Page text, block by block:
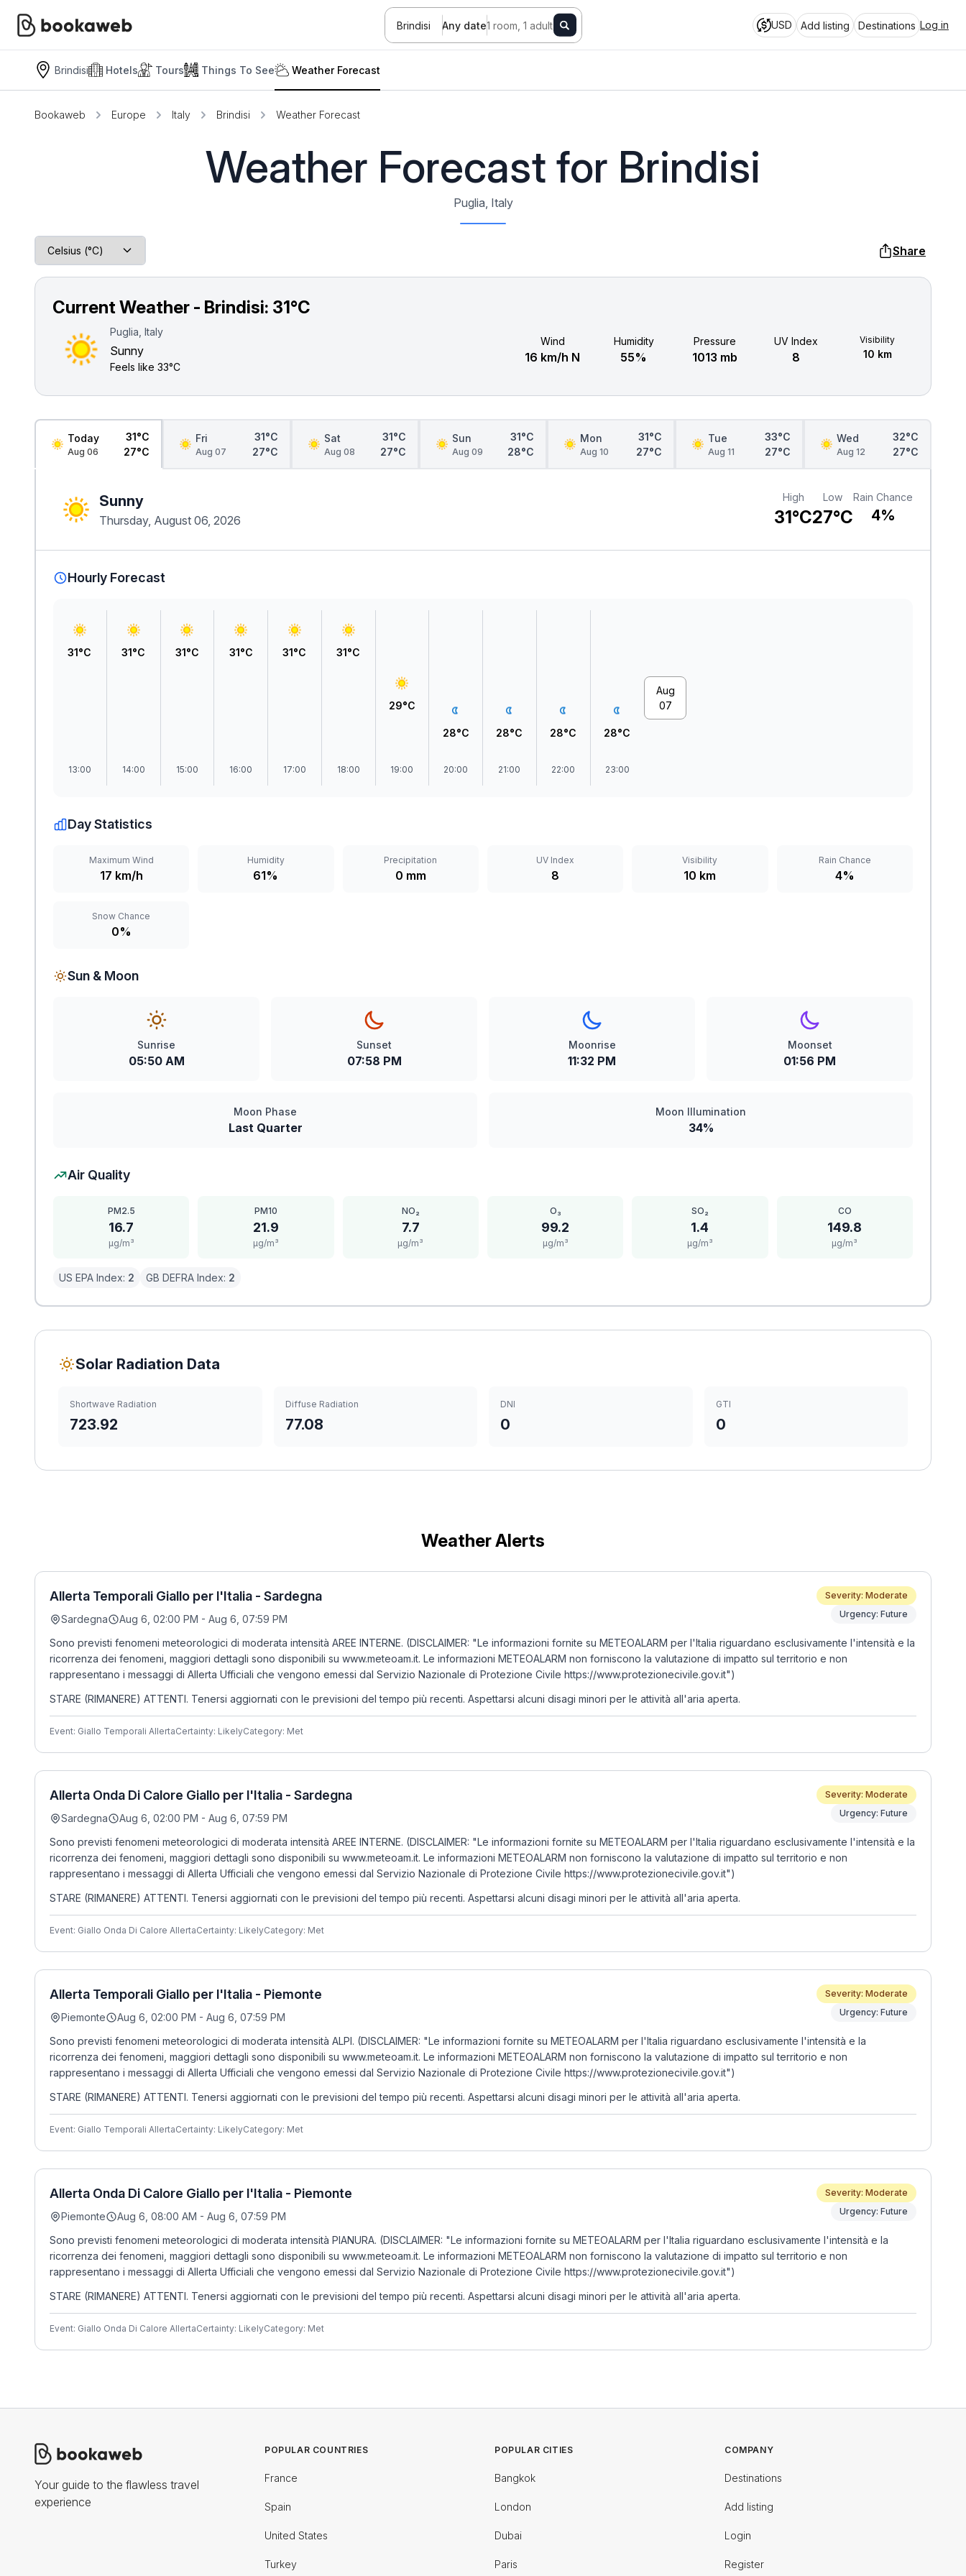
Brindisi Any date1 room, 1 adult USD Add listing Destinations Log in
Brindisi Hotels Tours Things To See Weather Forecast
Bookaweb Europe Italy Brindisi Weather Forecast
Weather Forecast for Brindisi
Puglia, Italy
Share
Current Weather - Brindisi: 31°C
Puglia, Italy
Sunny
Feels like 33°C
Wind
16 km/h N
Humidity
55%
Pressure
1013 mb
UV Index
8
Visibility
10 km
Today
Aug 06
31°C
27°C
Fri
Aug 07
31°C
27°C
Sat
Aug 08
31°C
27°C
Sun
Aug 09
31°C
28°C
Mon
Aug 10
31°C
27°C
Tue
Aug 11
33°C
27°C
Wed
Aug 12
32°C
27°C
Sunny
Thursday, August 06, 2026
High
31°C
Low
27°C
Rain Chance
4%
Hourly Forecast
31°C
13:00
31°C
14:00
31°C
15:00
31°C
16:00
31°C
17:00
31°C
18:00
29°C
19:00
28°C
20:00
28°C
21:00
28°C
22:00
28°C
23:00
Aug
07
Day Statistics
Maximum Wind
17 km/h
Humidity
61%
Precipitation
0 mm
UV Index
8
Visibility
10 km
Rain Chance
4%
Snow Chance
0%
Sun & Moon
Sunrise
05:50 AM
Sunset
07:58 PM
Moonrise
11:32 PM
Moonset
01:56 PM
Moon Phase
Last Quarter
Moon Illumination
34%
Air Quality
PM2.5
16.7
μg/m³
PM10
21.9
μg/m³
NO₂
7.7
μg/m³
O₃
99.2
μg/m³
SO₂
1.4
μg/m³
CO
149.8
μg/m³
US EPA Index: 2 GB DEFRA Index: 2
Solar Radiation Data
Shortwave Radiation
723.92
Diffuse Radiation
77.08
DNI
0
GTI
0
Weather Alerts
Allerta Temporali Giallo per l'Italia - Sardegna
Sardegna Aug 6, 02:00 PM - Aug 6, 07:59 PM
Severity: Moderate
Urgency: Future
Sono previsti fenomeni meteorologici di moderata intensità AREE INTERNE. (DISCLAIMER: "Le informazioni fornite su METEOALARM per l'Italia riguardano esclusivamente l'intensità e la
ricorrenza dei fenomeni, maggiori dettagli sono disponibili su www.meteoam.it. Le informazioni METEOALARM non forniscono la valutazione di impatto sul territorio e non
rappresentano i messaggi di Allerta Ufficiali che vengono emessi dal Servizio Nazionale di Protezione Civile https://www.protezionecivile.gov.it")
STARE (RIMANERE) ATTENTI. Tenersi aggiornati con le previsioni del tempo più recenti. Aspettarsi alcuni disagi minori per le attività all'aria aperta.
Event: Giallo Temporali AllertaCertainty: LikelyCategory: Met
Allerta Onda Di Calore Giallo per l'Italia - Sardegna
Sardegna Aug 6, 02:00 PM - Aug 6, 07:59 PM
Severity: Moderate
Urgency: Future
Sono previsti fenomeni meteorologici di moderata intensità AREE INTERNE. (DISCLAIMER: "Le informazioni fornite su METEOALARM per l'Italia riguardano esclusivamente l'intensità e la
ricorrenza dei fenomeni, maggiori dettagli sono disponibili su www.meteoam.it. Le informazioni METEOALARM non forniscono la valutazione di impatto sul territorio e non
rappresentano i messaggi di Allerta Ufficiali che vengono emessi dal Servizio Nazionale di Protezione Civile https://www.protezionecivile.gov.it")
STARE (RIMANERE) ATTENTI. Tenersi aggiornati con le previsioni del tempo più recenti. Aspettarsi alcuni disagi minori per le attività all'aria aperta.
Event: Giallo Onda Di Calore AllertaCertainty: LikelyCategory: Met
Allerta Temporali Giallo per l'Italia - Piemonte
Piemonte Aug 6, 02:00 PM - Aug 6, 07:59 PM
Severity: Moderate
Urgency: Future
Sono previsti fenomeni meteorologici di moderata intensità ALPI. (DISCLAIMER: "Le informazioni fornite su METEOALARM per l'Italia riguardano esclusivamente l'intensità e la
ricorrenza dei fenomeni, maggiori dettagli sono disponibili su www.meteoam.it. Le informazioni METEOALARM non forniscono la valutazione di impatto sul territorio e non
rappresentano i messaggi di Allerta Ufficiali che vengono emessi dal Servizio Nazionale di Protezione Civile https://www.protezionecivile.gov.it")
STARE (RIMANERE) ATTENTI. Tenersi aggiornati con le previsioni del tempo più recenti. Aspettarsi alcuni disagi minori per le attività all'aria aperta.
Event: Giallo Temporali AllertaCertainty: LikelyCategory: Met
Allerta Onda Di Calore Giallo per l'Italia - Piemonte
Piemonte Aug 6, 08:00 AM - Aug 6, 07:59 PM
Severity: Moderate
Urgency: Future
Sono previsti fenomeni meteorologici di moderata intensità PIANURA. (DISCLAIMER: "Le informazioni fornite su METEOALARM per l'Italia riguardano esclusivamente l'intensità e la
ricorrenza dei fenomeni, maggiori dettagli sono disponibili su www.meteoam.it. Le informazioni METEOALARM non forniscono la valutazione di impatto sul territorio e non
rappresentano i messaggi di Allerta Ufficiali che vengono emessi dal Servizio Nazionale di Protezione Civile https://www.protezionecivile.gov.it")
STARE (RIMANERE) ATTENTI. Tenersi aggiornati con le previsioni del tempo più recenti. Aspettarsi alcuni disagi minori per le attività all'aria aperta.
Event: Giallo Onda Di Calore AllertaCertainty: LikelyCategory: Met
Your guide to the flawless travel
experience
POPULAR COUNTRIES
France
Spain
United States
Turkey
POPULAR CITIES
Bangkok
London
Dubai
Paris
COMPANY
Destinations
Add listing
Login
Register